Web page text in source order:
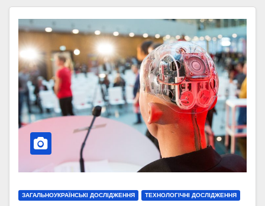
ЗАГАЛЬНОУКРАЇНСЬКІ ДОСЛІДЖЕННЯ ТЕХНОЛОГІЧНІ ДОСЛІДЖЕННЯ